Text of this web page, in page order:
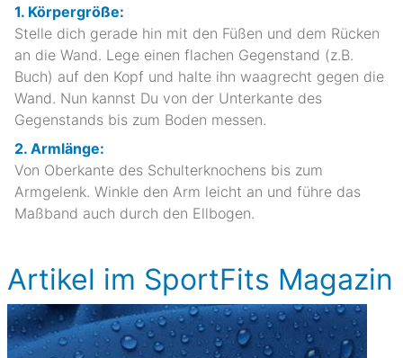
1. Körpergröße:
Stelle dich gerade hin mit den Füßen und dem Rücken
an die Wand. Lege einen flachen Gegenstand (z.B.
Buch) auf den Kopf und halte ihn waagrecht gegen die
Wand. Nun kannst Du von der Unterkante des
Gegenstands bis zum Boden messen.
2. Armlänge:
Von Oberkante des Schulterknochens bis zum
Armgelenk. Winkle den Arm leicht an und führe das
Maßband auch durch den Ellbogen.
Artikel im SportFits Magazin